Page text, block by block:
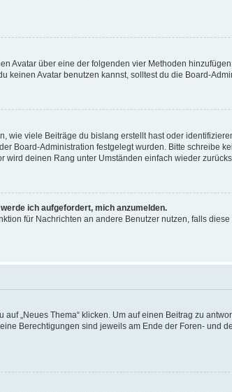
Avatar über eine der folgenden vier Methoden
keinen Avatar benutzen kannst, solltest du die Board-
wie viele Beiträge du bislang erstellt hast oder
Board-Administration festgelegt wurden. Bitte
deinen Rang unter Umständen einfach wieder
ich aufgefordert, mich anzumelden.
für Nachrichten an andere Benutzer nutzen, falls
„Neues Thema“ klicken. Um auf einen Beitrag zu
Berechtigungen sind jeweils am Ende der Foren- und